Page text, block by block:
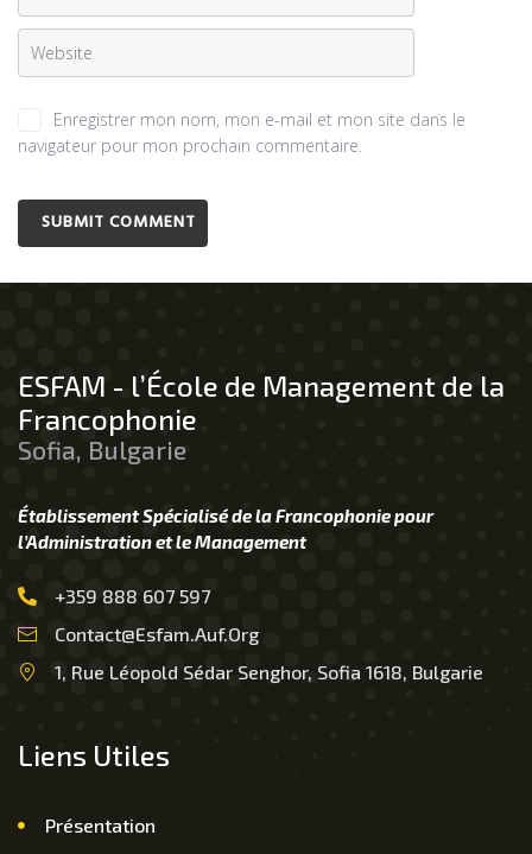
Enregistrer mon nom, mon e-mail et mon site dans le
navigateur pour mon prochain commentaire.
ESFAM - l’École de Management de la
Francophonie
Sofia, Bulgarie
Établissement Spécialisé de la Francophonie pour
l’Administration et le Management
+359 888 607 597
Contact@esfam.auf.org
1, Rue Léopold Sédar Senghor, Sofia 1618, Bulgarie
Liens Utiles
Présentation